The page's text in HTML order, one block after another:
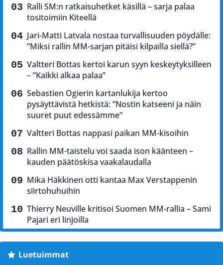
Ralli SM:n ratkaisuhetket käsillä – sarja palaa
tositoimiin Kiteellä
Jari-Matti Latvala nostaa turvallisuuden pöydälle:
”Miksi rallin MM-sarjan pitäisi kilpailla siellä?”
Valtteri Bottas kertoi karun syyn keskeytyksilleen
– ”Kaikki alkaa palaa”
Sebastien Ogierin kartanlukija kertoo
pysäyttävistä hetkistä: ”Nostin katseeni ja näin
suuret puut edessämme”
Valtteri Bottas nappasi paikan MM-kisoihin
Rallin MM-taistelu voi saada ison käänteen –
kauden päätöskisa vaakalaudalla
Mika Häkkinen otti kantaa Max Verstappenin
siirtohuhuihin
Thierry Neuville kritisoi Suomen MM-rallia – Sami
Pajari eri linjoilla
Luetuimmat